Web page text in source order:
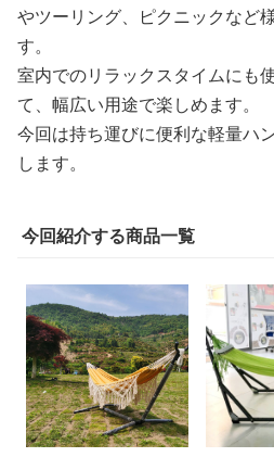
やツーリング、ピクニックなど
す。
室内でのリラックスタイムにも
て、幅広い用途で楽しめます。
今回は持ち運びに便利な軽量ハ
します。
今回紹介する商品一覧